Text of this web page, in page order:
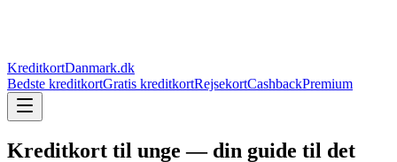
KreditkortDanmark.dk
Bedste kreditkortGratis kreditkortRejsekortCashbackPremium
Kreditkort til unge — din guide til det